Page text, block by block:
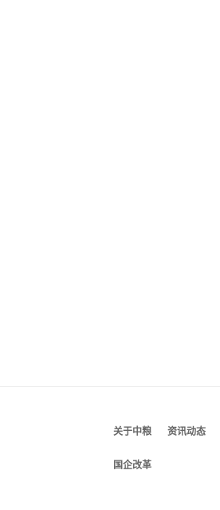
关于中粮 资讯动态
国企改革